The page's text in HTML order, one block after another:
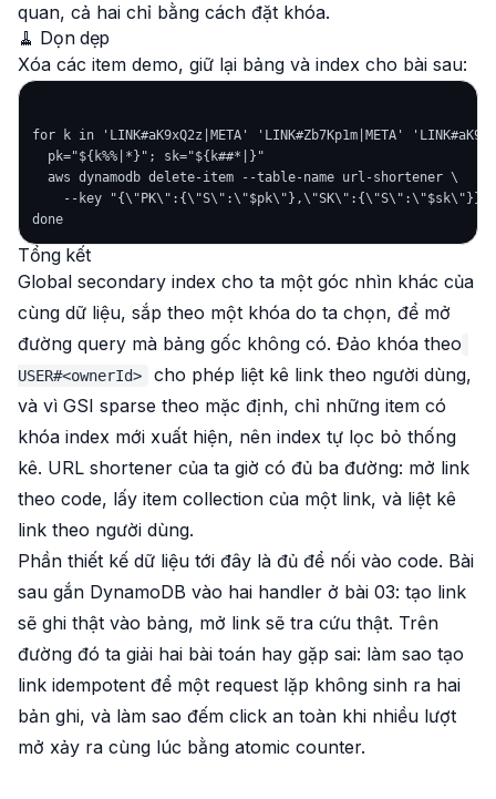
quan, cả hai chỉ bằng cách đặt khóa.
🧹 Dọn dẹp
Xóa các item demo, giữ lại bảng và index cho bài sau:
for k in 'LINK#aK9xQ2z|META' 'LINK#Zb7Kp1m|META'
  pk="${k%%|*}"; sk="${k##*|}"
  aws dynamodb delete-item --table-name url-shortener \
    --key "{\"PK\":{\"S\":\"$pk\"},\"SK\":{\"S\":\"$sk\"}}"
Tổng kết
Global secondary index cho ta một góc nhìn khác của
cùng dữ liệu, sắp theo một khóa do ta chọn, để mở
đường query mà bảng gốc không có. Đảo khóa theo
USER#<ownerId>
cho phép liệt kê link theo người dùng,
và vì GSI sparse theo mặc định, chỉ những item có
khóa index mới xuất hiện, nên index tự lọc bỏ thống
kê. URL shortener của ta giờ có đủ ba đường: mở link
theo code, lấy item collection của một link, và liệt kê
link theo người dùng.
Phần thiết kế dữ liệu tới đây là đủ để nối vào code. Bài
sau gắn DynamoDB vào hai handler ở bài 03: tạo link
sẽ ghi thật vào bảng, mở link sẽ tra cứu thật. Trên
đường đó ta giải hai bài toán hay gặp sai: làm sao tạo
link idempotent để một request lặp không sinh ra hai
bản ghi, và làm sao đếm click an toàn khi nhiều lượt
mở xảy ra cùng lúc bằng atomic counter.